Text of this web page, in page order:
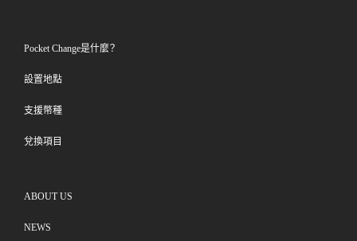
Pocket Change是什麼？
設置地點
支援幣種
兌換項目
ABOUT US
NEWS